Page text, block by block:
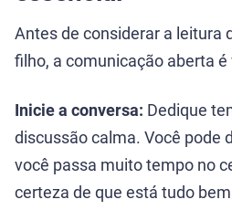
Antes de considerar a leitura
filho, a comunicação aberta é
Inicie a conversa: Dedique
discussão calma. Você pode
você passa muito tempo no
certeza de que está tudo